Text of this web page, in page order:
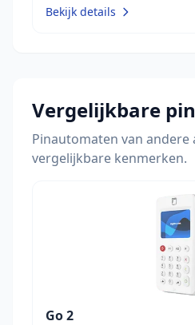
Bekijk details
Vergelijkbare
Pinautomaten van andere
vergelijkbare kenmerken.
Go 2